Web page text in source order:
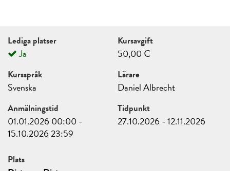
Lediga platser
Ja
Kursavgift
50,00 €
Kursspråk
Svenska
Lärare
Daniel Albrecht
Anmälningstid
01.01.2026 00:00 -
15.10.2026 23:59
Tidpunkt
27.10.2026 - 12.11.2026
Plats